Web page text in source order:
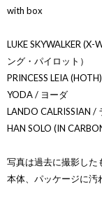
with box
LUKE SKYWALKER
ング・パイロット）
PRINCESS LEIA
YODA / ヨーダ
LANDO CALRISSIAN /
HAN SOLO (IN
写真は過去に撮影した
本体、パッケージに汚